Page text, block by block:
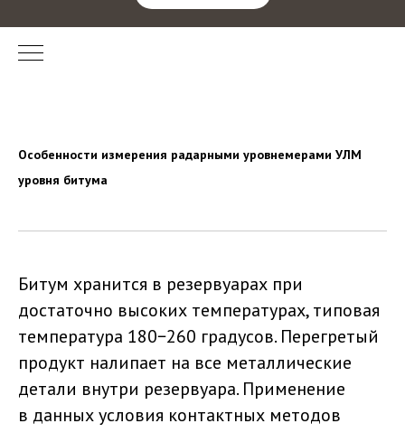
Особенности измерения радарными уровнемерами УЛМ
уровня битума
Битум хранится в резервуарах при
достаточно высоких температурах, типовая
температура 180−260 градусов. Перегретый
продукт налипает на все металлические
детали внутри резервуара. Применение
в данных условия контактных методов